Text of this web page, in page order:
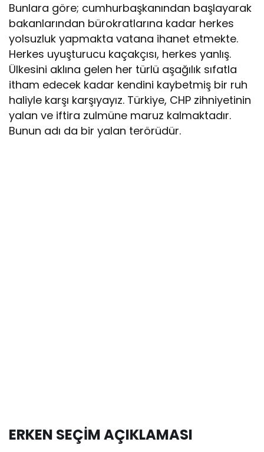
Bunlara göre; cumhurbaşkanından başlayarak
bakanlarından bürokratlarına kadar herkes
yolsuzluk yapmakta vatana ihanet etmekte.
Herkes uyuşturucu kaçakçısı, herkes yanlış.
Ülkesini aklına gelen her türlü aşağılık sıfatla
itham edecek kadar kendini kaybetmiş bir ruh
haliyle karşı karşıyayız. Türkiye, CHP zihniyetinin
yalan ve iftira zulmüne maruz kalmaktadır.
Bunun adı da bir yalan terörüdür.
ERKEN SEÇİM AÇIKLAMASI